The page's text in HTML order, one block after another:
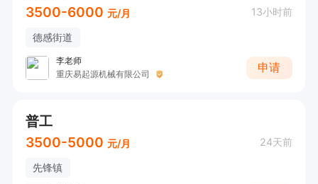
3500-6000 元/月 13小时前
德感街道
李老师
重庆易起源机械有限公司
申请
普工
3500-5000 元/月 24天前
先锋镇